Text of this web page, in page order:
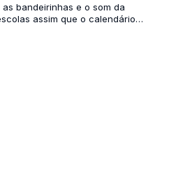
bandeirinhas e o som da
assim que o calendário
round" dessa